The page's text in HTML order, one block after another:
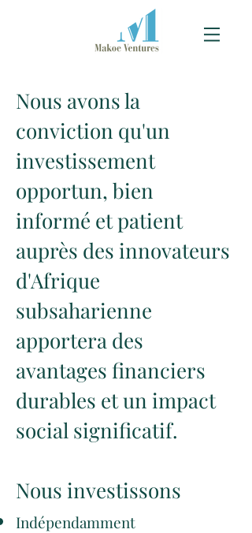
Nous avons la
conviction qu'un
investissement
opportun, bien
informé et patient
auprès des innovateurs
d'Afrique
subsaharienne
apportera des
avantages financiers
durables et un impact
social significatif.
Nous investissons
Indépendamment